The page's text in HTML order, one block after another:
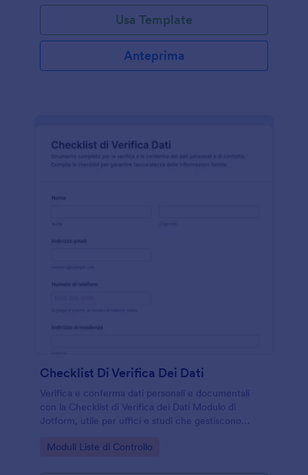
Usa Template
Anteprima
Checklist Di Verifica Dei Dati
Verifica e conferma dati personali e documentali
con la Checklist di Verifica dei Dati Modulo di
Jotform, utile per uffici e studi che gestiscono
risposta online.
Go to Category:
Moduli Liste di Controllo